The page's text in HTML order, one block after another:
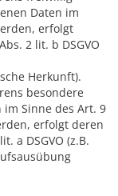
Daten im
erfolgt
2 lit. b DSGVO
Herkunft).
besondere
im Sinne des Art. 9
erfolgt deren
a DSGVO (z.B.